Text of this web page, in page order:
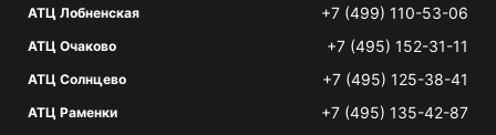
АТЦ Лобненская +7 (499) 110-53-06
АТЦ Очаково +7 (495) 152-31-11
АТЦ Солнцево +7 (495) 125-38-41
АТЦ Раменки +7 (495) 135-42-87